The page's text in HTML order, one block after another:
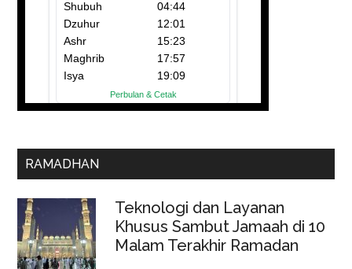
RAMADHAN
Teknologi dan Layanan
Khusus Sambut Jamaah di 10
Malam Terakhir Ramadan